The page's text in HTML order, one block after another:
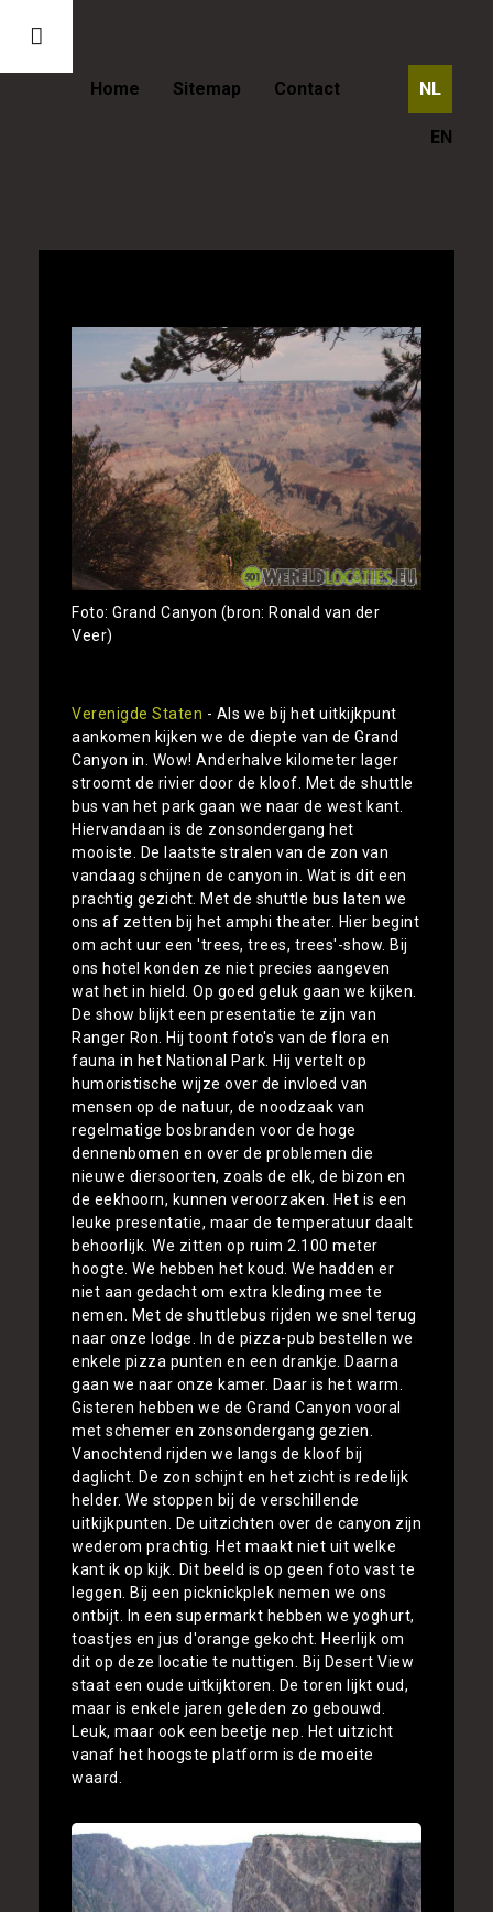
Home Sitemap Contact NL
EN
Foto: Grand Canyon (bron: Ronald van der
Veer)
Verenigde Staten - Als we bij het uitkijkpunt
aankomen kijken we de diepte van de Grand
Canyon in. Wow! Anderhalve kilometer lager
stroomt de rivier door de kloof. Met de shuttle
bus van het park gaan we naar de west kant.
Hiervandaan is de zonsondergang het
mooiste. De laatste stralen van de zon van
vandaag schijnen de canyon in. Wat is dit een
prachtig gezicht. Met de shuttle bus laten we
ons af zetten bij het amphi theater. Hier begint
om acht uur een 'trees, trees, trees'-show. Bij
ons hotel konden ze niet precies aangeven
wat het in hield. Op goed geluk gaan we kijken.
De show blijkt een presentatie te zijn van
Ranger Ron. Hij toont foto's van de flora en
fauna in het National Park. Hij vertelt op
humoristische wijze over de invloed van
mensen op de natuur, de noodzaak van
regelmatige bosbranden voor de hoge
dennenbomen en over de problemen die
nieuwe diersoorten, zoals de elk, de bizon en
de eekhoorn, kunnen veroorzaken. Het is een
leuke presentatie, maar de temperatuur daalt
behoorlijk. We zitten op ruim 2.100 meter
hoogte. We hebben het koud. We hadden er
niet aan gedacht om extra kleding mee te
nemen. Met de shuttlebus rijden we snel terug
naar onze lodge. In de pizza-pub bestellen we
enkele pizza punten en een drankje. Daarna
gaan we naar onze kamer. Daar is het warm.
Gisteren hebben we de Grand Canyon vooral
met schemer en zonsondergang gezien.
Vanochtend rijden we langs de kloof bij
daglicht. De zon schijnt en het zicht is redelijk
helder. We stoppen bij de verschillende
uitkijkpunten. De uitzichten over de canyon zijn
wederom prachtig. Het maakt niet uit welke
kant ik op kijk. Dit beeld is op geen foto vast te
leggen. Bij een picknickplek nemen we ons
ontbijt. In een supermarkt hebben we yoghurt,
toastjes en jus d'orange gekocht. Heerlijk om
dit op deze locatie te nuttigen. Bij Desert View
staat een oude uitkijktoren. De toren lijkt oud,
maar is enkele jaren geleden zo gebouwd.
Leuk, maar ook een beetje nep. Het uitzicht
vanaf het hoogste platform is de moeite
waard.